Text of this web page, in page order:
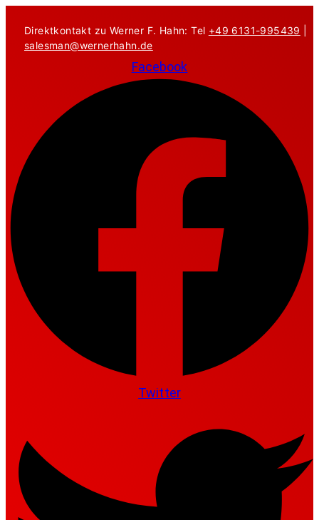
Inhalt
springen
Direktkontakt zu Werner F. Hahn: Tel +49 6131-995439
salesman@wernerhahn.de
Facebook
Twitter